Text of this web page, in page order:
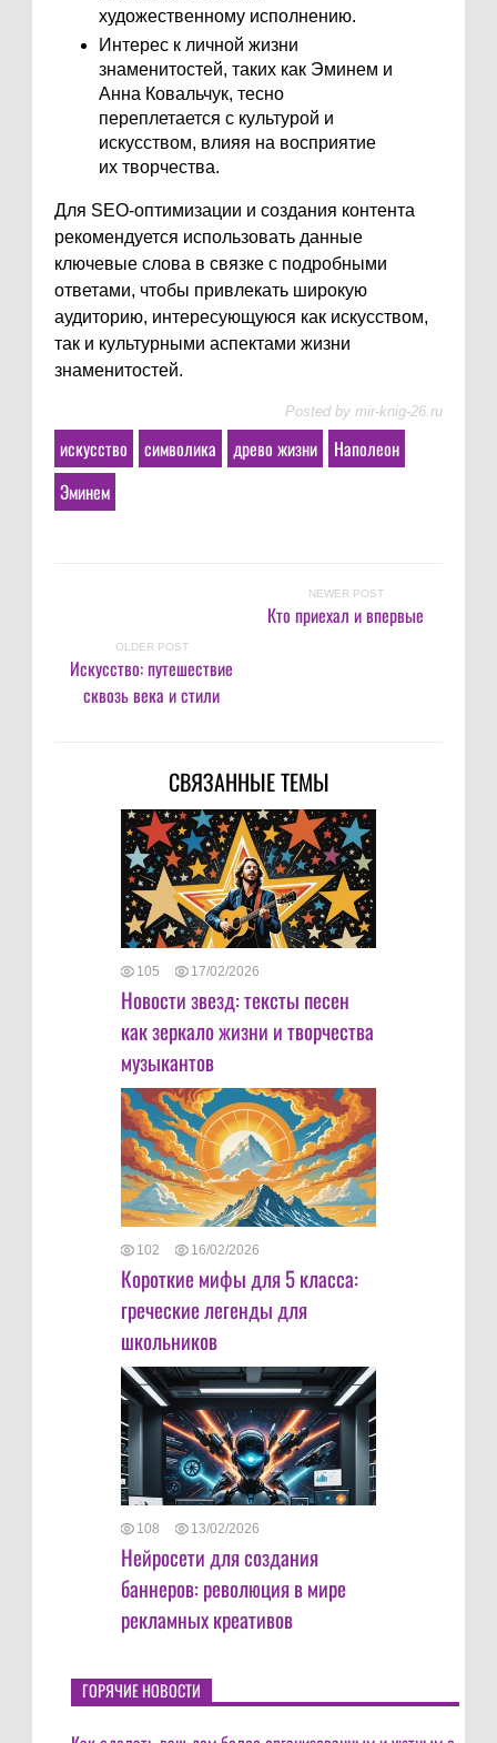
художественному исполнению.
Интерес к личной жизни
знаменитостей, таких как Эминем и
Анна Ковальчук, тесно
переплетается с культурой и
искусством, влияя на восприятие
их творчества.
Для SEO-оптимизации и создания контента
рекомендуется использовать данные
ключевые слова в связке с подробными
ответами, чтобы привлекать широкую
аудиторию, интересующуюся как искусством,
так и культурными аспектами жизни
знаменитостей.
Posted by mir-knig-26.ru
искусство символика древо жизни
Наполеон
Эминем
NEWER POST
Кто приехал и впервые
OLDER POST
Искусство: путешествие
сквозь века и стили
СВЯЗАННЫЕ ТЕМЫ
105 17/02/2026
Новости звезд: тексты песен
как зеркало жизни и творчества
музыкантов
102 16/02/2026
Короткие мифы для 5 класса:
греческие легенды для
школьников
108 13/02/2026
Нейросети для создания
баннеров: революция в мире
рекламных креативов
ГОРЯЧИЕ НОВОСТИ